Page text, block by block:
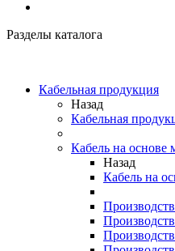
Разделы каталога
Кабельная продукция
Назад
Кабельная
Кабель на основе
Назад
Кабель на